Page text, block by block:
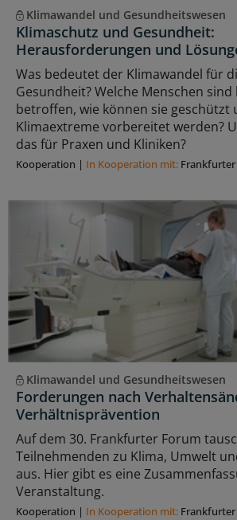
Klimawandel und Gesundheitswesen
Klimaschutz und Gesundheit:
Herausforderungen und
Was bedeutet der Klimawandel für
Gesundheit? Welche Menschen
betroffen, wie können sie geschützt
Klimaextreme vorbereitet werden?
das für Praxen und Kliniken?
Kooperation | In Kooperation mit:
Klimawandel und Gesundheitswesen
Forderungen nach
Verhältnisprävention
Auf dem 30. Frankfurter Forum
Teilnehmenden zu Klima, Umwelt
aus. Hier gibt es eine
Veranstaltung.
Kooperation | In Kooperation mit: